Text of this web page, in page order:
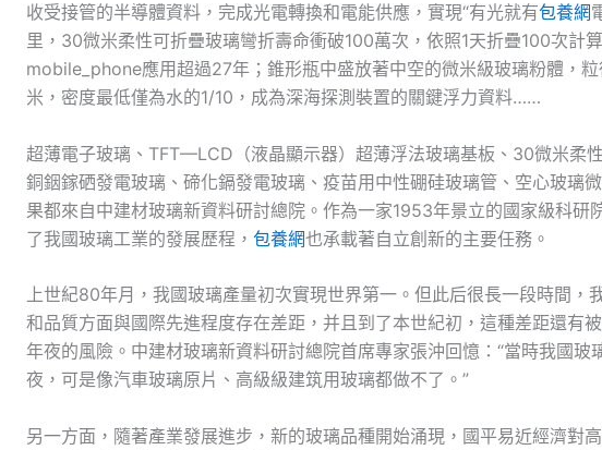
收受接管的半導體資料，完成光電轉換和電能供應，實現“有光就有包養網
里，30微米柔性可折疊玻璃彎折壽命衝破100萬次，依照1天折疊100次計
mobile_phone應用超過27年；錐形瓶中盛放著中空的微米級玻璃粉體，
米，密度最低僅為水的1/10，成為深海探測裝置的關鍵浮力資料……
超薄電子玻璃、TFT—LCD（液晶顯示器）超薄浮法玻璃基板、30微米柔
銅銦鎵硒發電玻璃、碲化鎘發電玻璃、疫苗用中性硼硅玻璃管、空心玻璃
果都來自中建材玻璃新資料研討總院。作為一家1953年景立的國家級科研
了我國玻璃工業的發展歷程， 包養網也承載著自立創新的主要任務。
上世紀80年月，我國玻璃產量初次實現世界第一。但此后很長一段時間，
和品質方面與國際先進程度存在差距，并且到了本世紀初，這種差距還有
年夜的風險。中建材玻璃新資料研討總院首席專家張沖回憶：“當時我國玻
夜，可是像汽車玻璃原片、高級級建筑用玻璃都做不了。”
另一方面，隨著產業發展進步，新的玻璃品種開始涌現，國平易近經濟對